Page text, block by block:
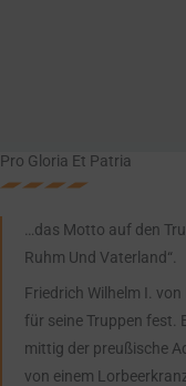
Pro Gloria Et Patria
…das Motto auf den
Ruhm Und Vaterland“.
Friedrich Wilhelm I.
für seine Truppen fest.
mittig der preußische
von einem